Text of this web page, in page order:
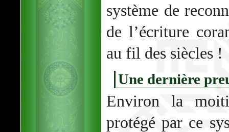
système de
de l’écriture
au fil des siècles !
Une dernière
Environ la
protégé par ce